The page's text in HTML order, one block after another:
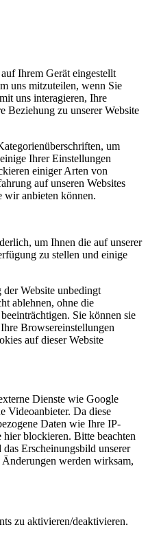
Ihrem Gerät eingestellt
uns mitzuteilen, wenn Sie
uns interagieren, Ihre
Beziehung zu unserer Website
um
Ihrer Einstellungen
einiger Arten von
auf unseren Websites
wir anbieten können.
um Ihnen die auf unserer
zu stellen und einige
Website unbedingt
ablehnen, ohne die
Sie können sie
Browsereinstellungen
auf dieser Website
Dienste wie Google
Videoanbieter. Da diese
Daten wie Ihre IP-
hier blockieren. Bitte beachten
Erscheinungsbild unserer
werden wirksam,
zu aktivieren/deaktivieren.